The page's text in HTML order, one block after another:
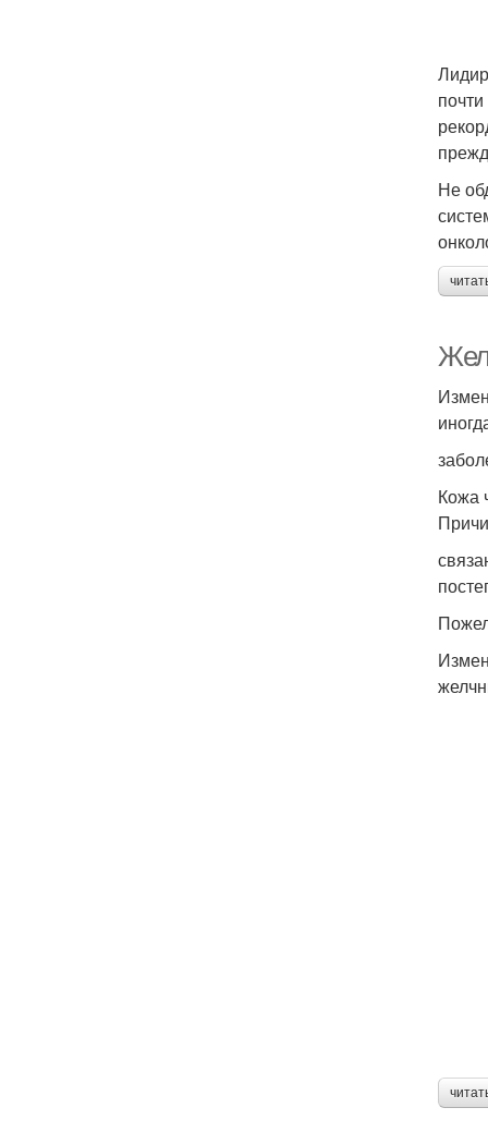
Не
Кожа